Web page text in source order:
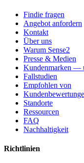
Findie fragen
Angebot anfordern
Kontakt
Über uns
Warum Sense2
Presse & Medien
Kundenmarken —
Fallstudien
Empfohlen von
Standorte
Ressourcen
FAQ
Nachhaltigkeit
Richtlinien